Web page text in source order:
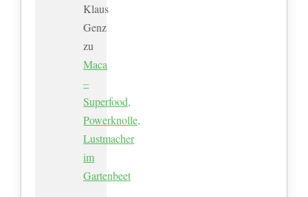
Klaus
Genz
zu
Maca
–
Superfood,
Powerknolle,
Lustmacher
im
Gartenbeet